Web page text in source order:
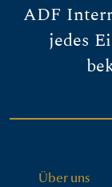
ADF
jedes
Über uns